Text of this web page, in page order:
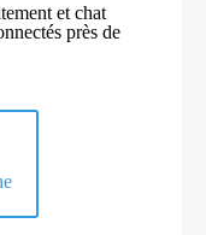
et chat
près de